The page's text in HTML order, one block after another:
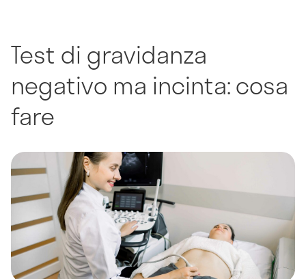
Test di gravidanza
negativo ma incinta: cosa
fare